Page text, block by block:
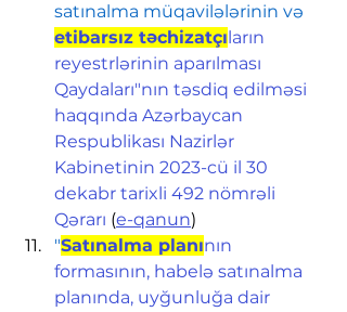
satınalma müqavilələrinin və
etibarsız təchizatçı ların
reyestrlərinin aparılması
Qaydaları"nın təsdiq edilməsi
haqqında Azərbaycan
Respublikası Nazirlər
Kabinetinin 2023-cü il 30
dekabr tarixli 492 nömrəli
Qərarı (e-qanun)
"Satınalma planının
formasının, habelə satınalma
planında, uyğunluğa dair